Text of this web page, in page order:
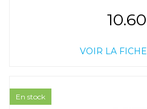
VOIR LA
En stock